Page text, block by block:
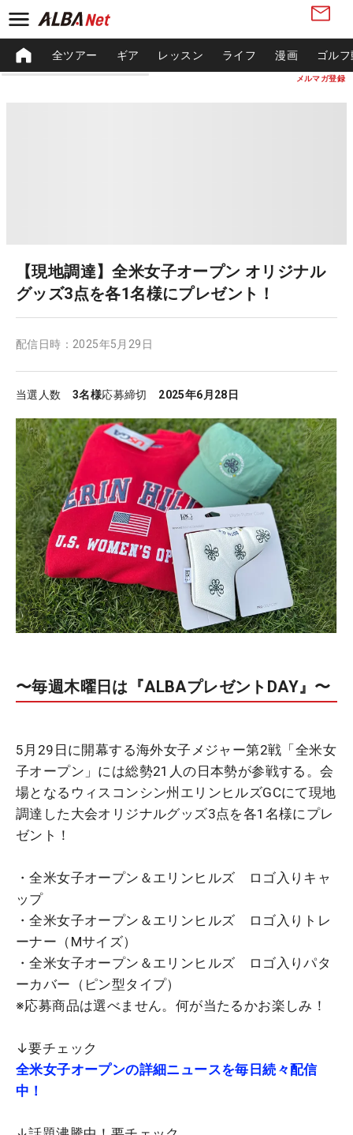
メルマガ登録
全ツアー ギア レッスン ライフ 漫画 ゴル
【現地調達】全米女子オープン オリジナル
グッズ3点を各1名様にプレゼント！
配信日時： 2025年5月29日
当選人数 3名様応募締切 2025年6月28日
〜毎週木曜日は『ALBAプレゼントDAY』〜
5月29日に開幕する海外女子メジャー第2戦「全米女
子オープン」には総勢21人の日本勢が参戦する。会
場となるウィスコンシン州エリンヒルズGCにて現地
調達した大会オリジナルグッズ3点を各1名様にプレ
ゼント！
・全米女子オープン＆エリンヒルズ ロゴ入りキャ
ップ
・全米女子オープン＆エリンヒルズ ロゴ入りトレ
ーナー（Mサイズ）
・全米女子オープン＆エリンヒルズ ロゴ入りパタ
ーカバー（ピン型タイプ）
※応募商品は選べません。何が当たるかお楽しみ！
↓要チェック
全米女子オープンの詳細ニュースを毎日続々配信
中！